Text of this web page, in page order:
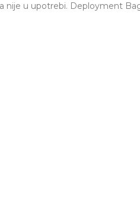
u upotrebi. Deployment